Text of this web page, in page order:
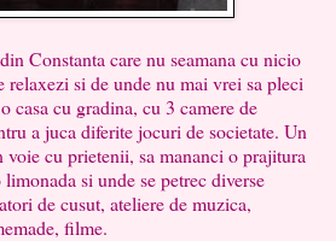
care nu seamana cu nicio
relaxezi si de unde nu mai vrei sa pleci
casa cu gradina, cu 3 camere de
a juca diferite jocuri de societate. Un
cu prietenii, sa mananci o prajitura
si unde se petrec diverse
de cusut, ateliere de muzica,
filme.